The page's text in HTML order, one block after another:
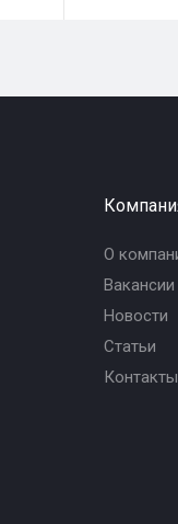
О
Вакансии
Новости
Статьи
Контакты